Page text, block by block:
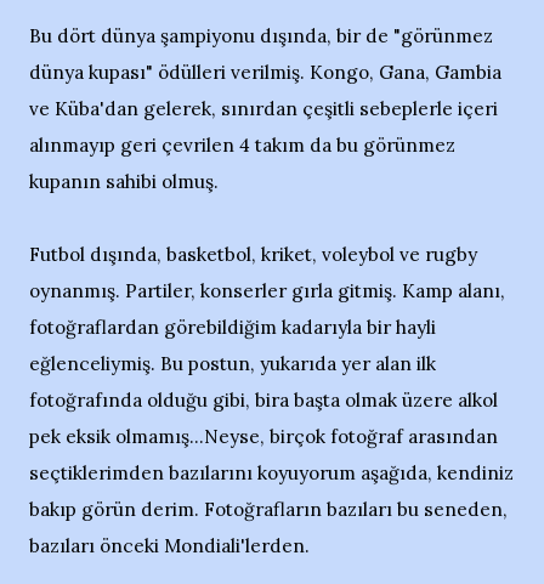
Bu dört dünya şampiyonu dışında, bir de "görünmez
dünya kupası" ödülleri verilmiş. Kongo, Gana, Gambia
ve Küba'dan gelerek, sınırdan çeşitli sebeplerle içeri
alınmayıp geri çevrilen 4 takım da bu görünmez
kupanın sahibi olmuş.
Futbol dışında, basketbol, kriket, voleybol ve rugby
oynanmış. Partiler, konserler gırla gitmiş. Kamp alanı,
fotoğraflardan görebildiğim kadarıyla bir hayli
eğlenceliymiş. Bu postun, yukarıda yer alan ilk
fotoğrafında olduğu gibi, bira başta olmak üzere alkol
pek eksik olmamış...Neyse, birçok fotoğraf arasından
seçtiklerimden bazılarını koyuyorum aşağıda, kendiniz
bakıp görün derim. Fotoğrafların bazıları bu seneden,
bazıları önceki Mondiali'lerden.